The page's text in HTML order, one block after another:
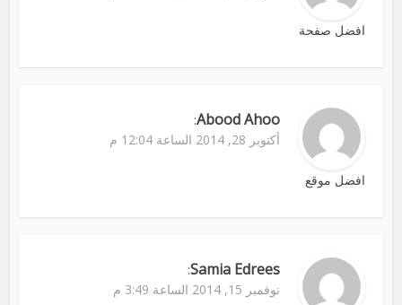
افضل صفحة
Abood Ahoo
:
أكتوبر 28, 2014 الساعة 12:04 م
افضل موقع
Samia Edrees
:
نوفمبر 15, 2014 الساعة 3:49 م